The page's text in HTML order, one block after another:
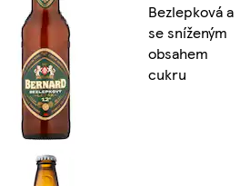
Bezlepková a
se sníženým
obsahem
cukru